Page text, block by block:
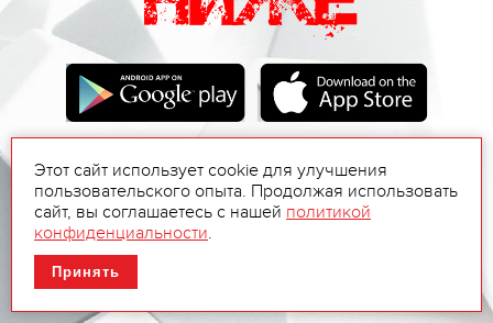
Этот сайт использует cookie для улучшения
пользовательского опыта. Продолжая использовать
сайт, вы соглашаетесь с нашей политикой
конфиденциальности.
Принять